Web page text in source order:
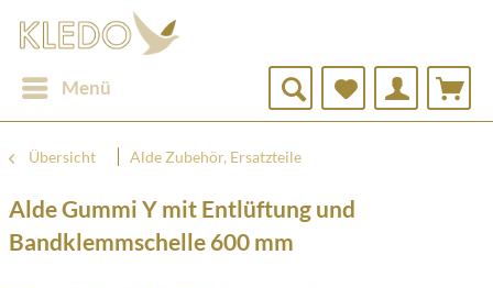
Menü
Übersicht Alde Zubehör, Ersatzteile
Alde Gummi Y mit Entlüftung und
Bandklemmschelle 600 mm